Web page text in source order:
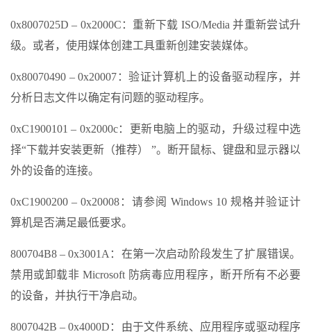
0x8007025D – 0x2000C：重新下载 ISO/Media 并重新尝试升
级。或者，使用媒体创建工具重新创建安装媒体。
0x80070490 – 0x20007：验证计算机上的设备驱动程序，并
分析日志文件以确定有问题的驱动程序。
0xC1900101 – 0x2000c：更新电脑上的驱动，升级过程中选
择“下载并安装更新（推荐） ”。断开鼠标、键盘和显示器以
外的设备的连接。
0xC1900200 – 0x20008：请参阅 Windows 10 规格并验证计
算机是否满足最低要求。
800704B8 – 0x3001A：在第一次启动阶段发生了扩展错误。
禁用或卸载非 Microsoft 防病毒应用程序，断开所有不必要
的设备，并执行干净启动。
8007042B – 0x4000D：由于文件系统、应用程序或驱动程序